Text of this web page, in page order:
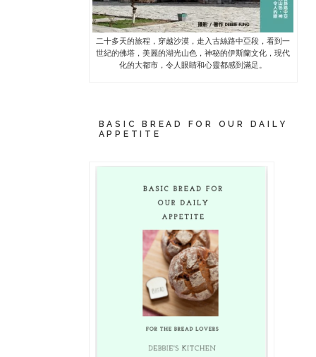
二十多天的旅程，穿越沙漠，走入古絲路中亞段，看到一
世紀的佛塔，美麗的湖光山色，神秘的伊斯蘭文化，現代
化的大都市，令人眼睛和心靈都感到滿足。
BASIC BREAD FOR OUR DAILY
APPETITE